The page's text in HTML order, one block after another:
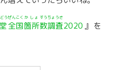
う
全国
ぜんこく
箇所
かしょ
数
すう
調査
ちょうさ
2020 』を